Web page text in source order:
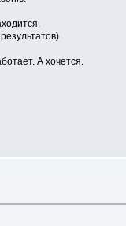
А хочется.